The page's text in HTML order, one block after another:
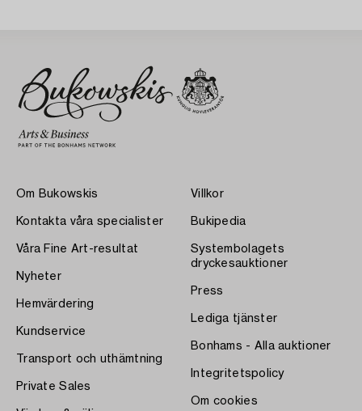
Om Bukowskis
Kontakta våra specialister
Våra Fine Art-resultat
Nyheter
Hemvärdering
Kundservice
Transport och uthämtning
Private Sales
Villkor
Bukipedia
Systembolagets
dryckesauktioner
Press
Lediga tjänster
Bonhams - Alla auktioner
Integritetspolicy
Om cookies